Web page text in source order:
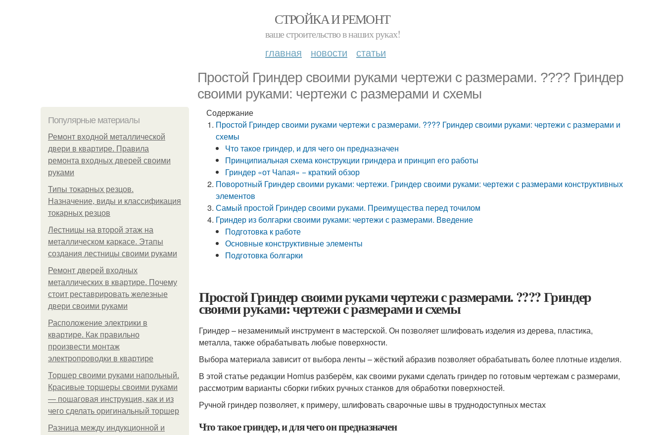
СТРОЙКА И РЕМОНТ
ваше строительство в наших руках!
главная новости статьи
Простой Гриндер своими руками чертежи с размерами. ???? Гриндер
своими руками: чертежи с размерами и схемы
Популярные материалы
Ремонт входной металлической
двери в квартире. Правила
ремонта входных дверей своими
руками
Типы токарных резцов.
Назначение, виды и классификация
токарных резцов
Лестницы на второй этаж на
металлическом каркасе. Этапы
создания лестницы своими руками
Ремонт дверей входных
металлических в квартире. Почему
стоит реставрировать железные
двери своими руками
Расположение электрики в
квартире. Как правильно
произвести монтаж
электропроводки в квартире
Торшер своими руками напольный.
Красивые торшеры своими руками
— пошаговая инструкция, как и из
чего сделать оригинальный торшер
Разница между индукционной и
Содержание
Простой Гриндер своими руками чертежи с размерами. ???? Гриндер своими руками: чертежи с размерами и
схемы
Что такое гриндер, и для чего он предназначен
Принципиальная схема конструкции гриндера и принцип его работы
Гриндер «от Чапая» − краткий обзор
Поворотный Гриндер своими руками: чертежи. Гриндер своими руками: чертежи с размерами конструктивных
элементов
Самый простой Гриндер своими руками. Преимущества перед точилом
Гриндер из болгарки своими руками: чертежи с размерами. Введение
Подготовка к работе
Основные конструктивные элементы
Подготовка болгарки
Простой Гриндер своими руками чертежи с размерами. ???? Гриндер
своими руками: чертежи с размерами и схемы
Гриндер – незаменимый инструмент в мастерской. Он позволяет шлифовать изделия из дерева, пластика,
металла, также обрабатывать любые поверхности.
Выбора материала зависит от выбора ленты – жёсткий абразив позволяет обрабатывать более плотные изделия.
В этой статье редакции Homius разберём, как своими руками сделать гриндер по готовым чертежам с размерами,
рассмотрим варианты сборки гибких ручных станков для обработки поверхностей.
Ручной гриндер позволяет, к примеру, шлифовать сварочные швы в труднодоступных местах
Что такое гриндер, и для чего он предназначен